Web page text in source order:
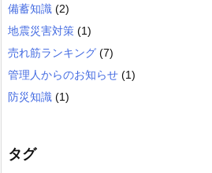
備蓄知識 (2)
地震災害対策 (1)
売れ筋ランキング (7)
管理人からのお知らせ (1)
防災知識 (1)
タグ